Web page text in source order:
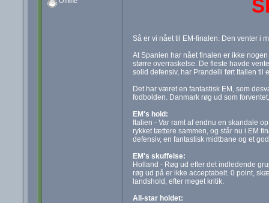
Så er vi nået til EM-finalen. Den venter i
At Spanien har nået finalen er ikke
større overraskelse. De fleste havde
solid defensiv, har Prandelli ført Italien til
Det har været en fantastisk EM, som
fodbolden. Danmark røg ud som
EM's hold:
Italien - Var ramt af endnu en skandale
rykket tættere sammen, og står nu i EM
defensiv, en fantastisk midtbane og et
EM's skuffelse:
Holland - Røg ud efter det indledende
røg ud på er ikke acceptabelt. 0 point,
landshold, efter meget kritik.
All-star holdet: